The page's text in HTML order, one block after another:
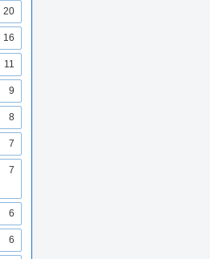
20
16
11
9
8
7
7
6
6